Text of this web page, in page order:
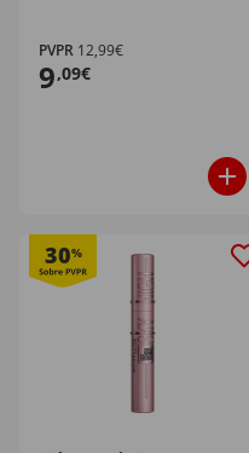
PVPR 12,99€
9,09€
30%